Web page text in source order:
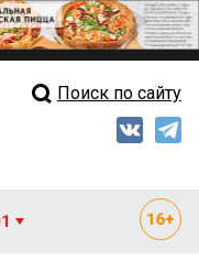
Свежий выпускПоиск по сайту